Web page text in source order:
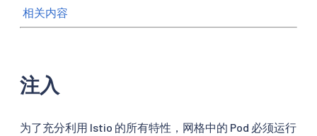
相关内容
注入
为了充分利用 Istio 的所有特性，网格中的 Pod 必须运行